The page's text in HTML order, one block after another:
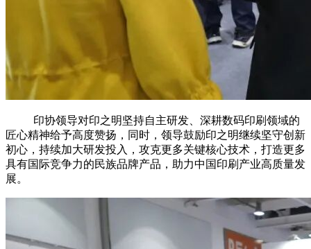
印协领导对印之明坚持自主研发、深耕数码印刷领域的
匠心精神给予高度赞扬，同时，领导鼓励印之明继续坚守创新
初心，持续加大研发投入，攻克更多关键核心技术，打造更多
具有国际竞争力的民族品牌产品，助力中国印刷产业高质量发
展。